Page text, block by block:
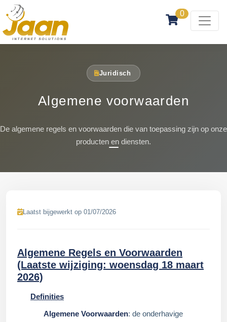
0
Juridisch
Algemene voorwaarden
De algemene regels en voorwaarden die van toepassing zijn op onze
producten en diensten.
Laatst bijgewerkt op 01/07/2026
Algemene Regels en Voorwaarden
(Laatste wijziging: woensdag 18 maart
2026)
Definities
Algemene Voorwaarden: de onderhavige